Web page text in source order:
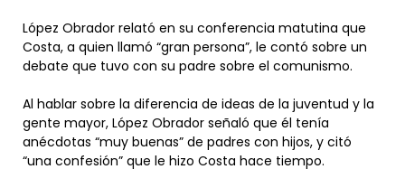
López Obrador relató en su conferencia matutina que
Costa, a quien llamó “gran persona”, le contó sobre un
debate que tuvo con su padre sobre el comunismo.
Al hablar sobre la diferencia de ideas de la juventud y la
gente mayor, López Obrador señaló que él tenía
anécdotas “muy buenas” de padres con hijos, y citó
“una confesión” que le hizo Costa hace tiempo.